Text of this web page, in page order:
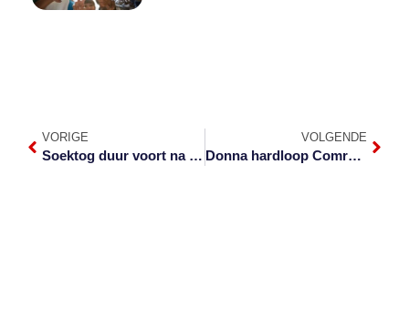
VORIGE
Soektog duur voort na vermiste student in Krokodilrivier
VOLGENDE
Donna hardloop Comrades vir CHOC